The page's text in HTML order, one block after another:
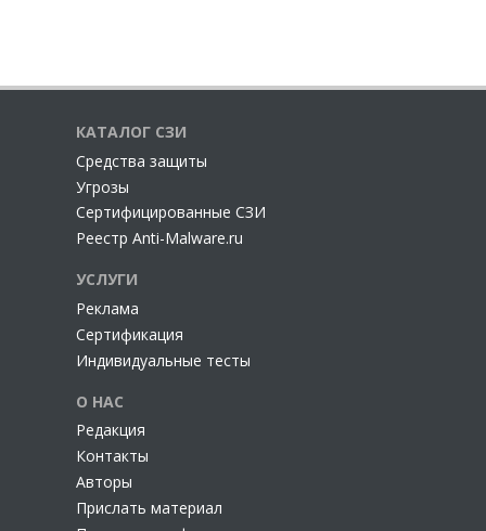
КАТАЛОГ СЗИ
Cредства защиты
Угрозы
Сертифицированные СЗИ
Реестр Anti-Malware.ru
УСЛУГИ
Реклама
Сертификация
Индивидуальные тесты
О НАС
Редакция
Контакты
Авторы
Прислать материал